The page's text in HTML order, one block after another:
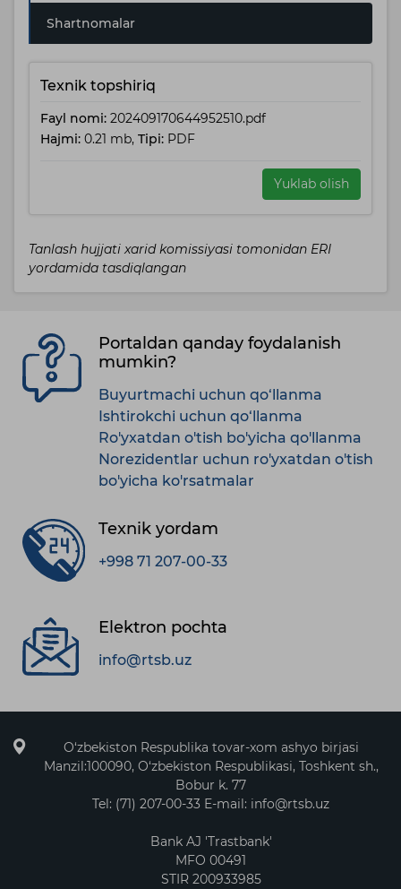
Shartnomalar
Texnik topshiriq
Fayl nomi: 202409170644952510.pdf
Hajmi: 0.21 mb, Tipi: PDF
Yuklab olish
Tanlash hujjati xarid komissiyasi tomonidan ERI
yordamida tasdiqlangan
Portaldan qanday foydalanish
mumkin?
Buyurtmachi uchun qo‘llanma
Ishtirokchi uchun qo‘llanma
Ro'yxatdan o'tish bo'yicha qo'llanma
Norezidentlar uchun ro'yxatdan o'tish
bo'yicha ko'rsatmalar
Texnik yordam
+998 71 207-00-33
Elektron pochta
info@rtsb.uz
O‘zbekiston Respublika tovar-xom ashyo birjasi
Manzil:100090, O‘zbekiston Respublikasi, Toshkent sh.,
Bobur k. 77
Tel: (71) 207-00-33 E-mail: info@rtsb.uz
Bank AJ 'Trastbank'
MFO 00491
STIR 200933985